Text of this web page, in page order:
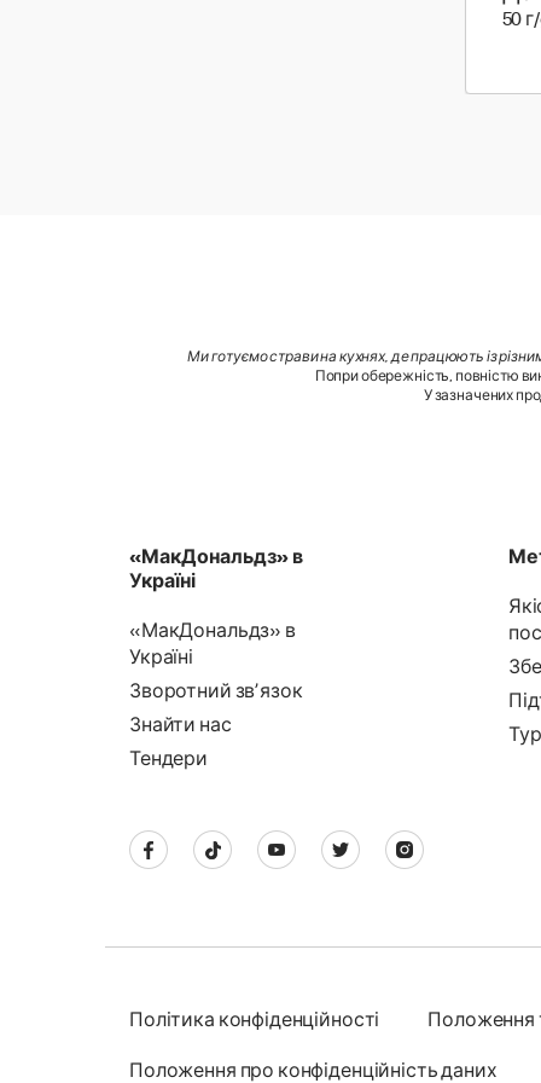
50
Ми готуємо страви на кухнях, де працюють із
Попри обережність, повністю
У зазначених
«МакДональдз» в
Україні
«МакДональдз» в
Україні
Зворотний звʼязок
Знайти нас
Тендери
Політика конфіденційності Положення
Положення про конфіденційність даних